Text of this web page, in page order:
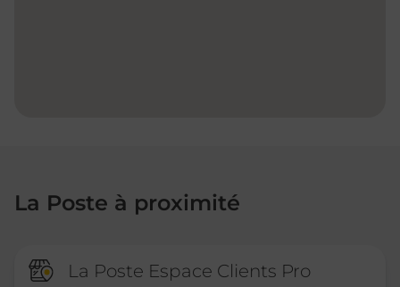
La Poste à proximité
La Poste Espace Clients Pro